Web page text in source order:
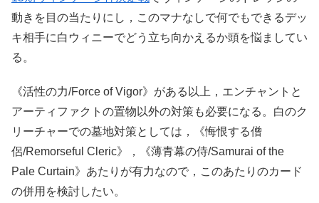
動きを目の当たりにし，このマナなしで何でもできるデッ
キ相手に白ウィニーでどう立ち向かえるか頭を悩ましてい
る。
《活性の力/Force of Vigor》がある以上，エンチャントと
アーティファクトの置物以外の対策も必要になる。白のク
リーチャーでの墓地対策としては，《悔恨する僧
侶/Remorseful Cleric》，《薄青幕の侍/Samurai of the
Pale Curtain》あたりが有力なので，このあたりのカード
の併用を検討したい。